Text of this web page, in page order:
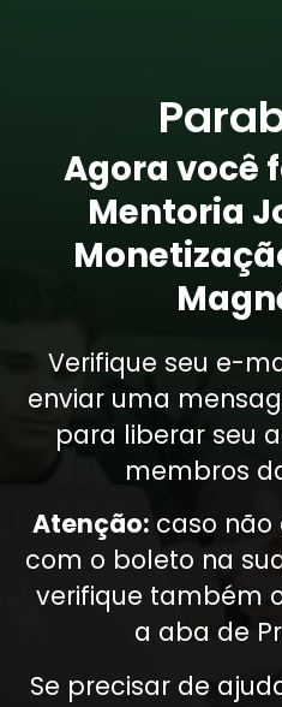
Agora você
Mentoria
Verifique seu e-
enviar uma
para liberar seu
membros
Atenção:caso não
com o boleto na
verifique também
a aba de
Se precisar de